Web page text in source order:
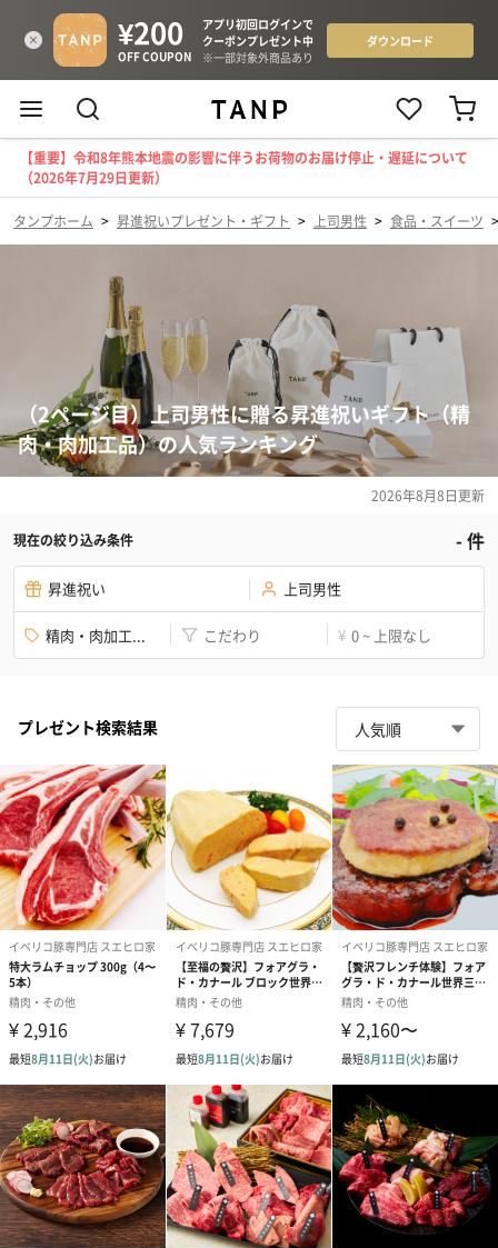
【重要】令和8年熊本地震の影響に伴うお荷物のお届け停止・遅延について
（2026年7月29日更新）
タンプホーム > 昇進祝いプレゼント・ギフト > 上司男性 > 食品・スイーツ
（2ページ目）上司男性に贈る昇進祝いギフト（精
肉・肉加工品）の人気ランキング
2026年8月8日更新
現在の絞り込み条件 -件
昇進祝い 上司男性
精肉・肉加工... こだわり ¥ 0 ~ 上限なし
プレゼント検索結果